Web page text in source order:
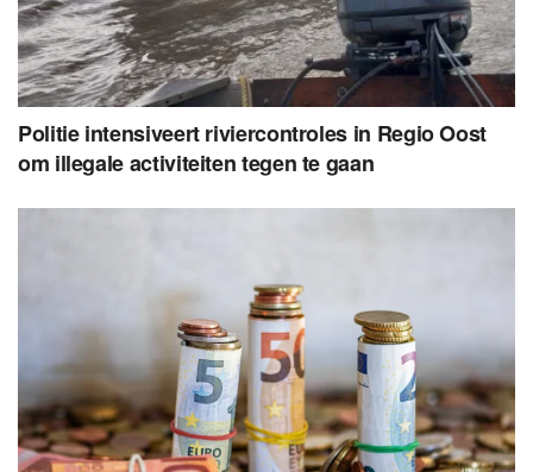
Politie intensiveert riviercontroles in Regio Oost
om illegale activiteiten tegen te gaan